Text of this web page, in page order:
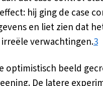
hij ging de case
en liet zien dat
verwachtingen.3
optimistisch beeld
De latere